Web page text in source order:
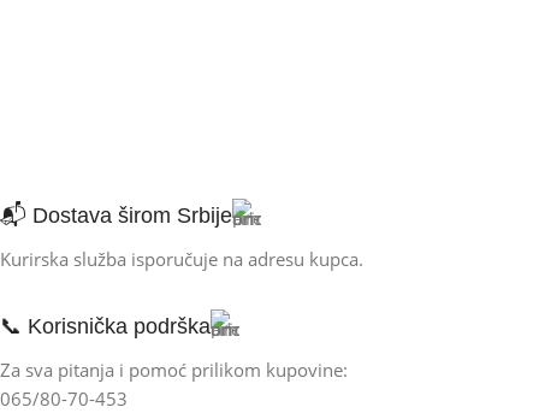
📬 Dostava širom Srbije
Kurirska služba isporučuje na adresu kupca.
📞 Korisnička podrška
Za sva pitanja i pomoć prilikom kupovine:
065/80-70-453